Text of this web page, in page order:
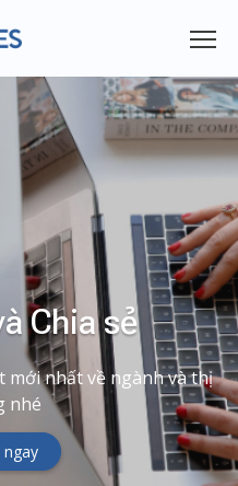
Chia sẻ
mới nhất về ngành và thị
nhé
ngay